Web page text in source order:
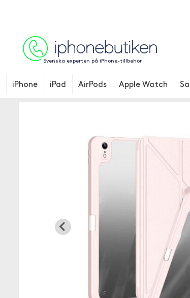
Svenska experten på iPhone-tillbehör
iPhone iPad AirPods Apple Watch